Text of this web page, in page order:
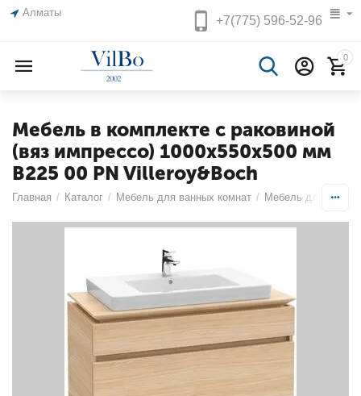
Алматы
+7(775)596-52-96
0
Мебель в комплекте с раковиной
(вяз импрессо) 1000х550х500 мм
B225 00 PN Villeroy&Boch
Главная / Каталог / Мебель для ванных комнат / Мебель для